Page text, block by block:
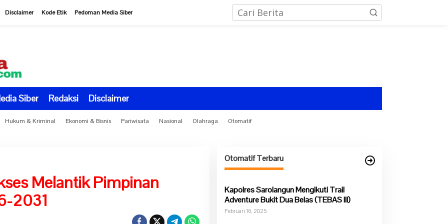
Disclaimer Kode Etik Pedoman Media Siber
Siber Redaksi Disclaimer
Hukum & Kriminal Ekonomi & Bisnis Pariwisata Nasional Olahraga Otomatif
Melantik Pimpinan
2031
Otomatif Terbaru
Kapolres Sarolangun Mengikuti Trail
Adventure Bukit Dua Belas (TEBAS III)
Februari 16, 2025